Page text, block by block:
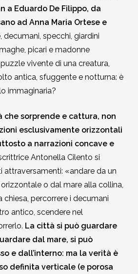
a Eduardo De Filippo, da
ad Anna Maria Ortese e
decumani, specchi, giardini
picari e madonne
vivente di una creatura,
antica, sfuggente e notturna: è
immaginaria?
che sorprende e cattura, non
esclusivamente orizzontali
a narrazioni concave e
Antonella Cilento si
«andare da un
o dal mare alla collina,
chiesa, percorrere i decumani
antico, scendere nel
La città si può guardare
dal mare, si può
e dall’interno: ma la verità è
definita verticale (e porosa